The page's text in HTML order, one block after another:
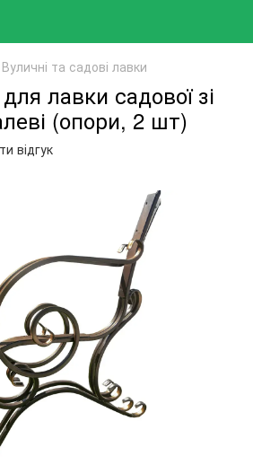
Вуличні та садові лавки
лавки садової зі
(опори, 2 шт)
відгук